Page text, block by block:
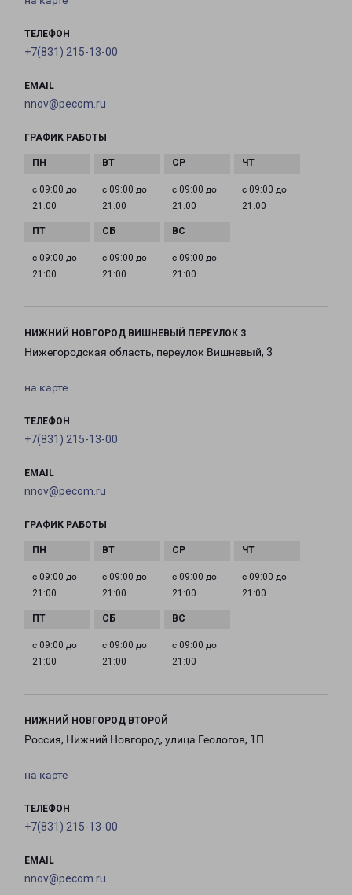
ТЕЛЕФОН
+7(831) 215-13-00
EMAIL
nnov@pecom.ru
ГРАФИК РАБОТЫ
с 09:00 до
21:00
с 09:00 до
21:00
с 09:00 до
21:00
с 09:00 до
21:00
с 09:00 до
21:00
с 09:00 до
21:00
с 09:00 до
21:00
НИЖНИЙ НОВГОРОД ВИШНЕВЫЙ ПЕРЕУЛОК 3
Нижегородская область, переулок Вишневый, 3
на карте
ТЕЛЕФОН
+7(831) 215-13-00
EMAIL
nnov@pecom.ru
ГРАФИК РАБОТЫ
с 09:00 до
21:00
с 09:00 до
21:00
с 09:00 до
21:00
с 09:00 до
21:00
с 09:00 до
21:00
с 09:00 до
21:00
с 09:00 до
21:00
НИЖНИЙ НОВГОРОД ВТОРОЙ
Россия, Нижний Новгород, улица Геологов, 1П
на карте
ТЕЛЕФОН
+7(831) 215-13-00
EMAIL
nnov@pecom.ru